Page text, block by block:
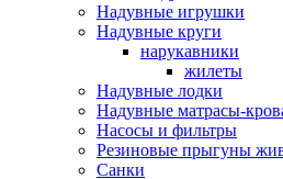
Надувные игрушки
Надувные круги
нарукавники
жилеты
Надувные лодки
Надувные матрасы-
Насосы и фильтры
Резиновые прыгуны
Санки